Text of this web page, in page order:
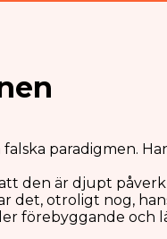
paradigmen.
den är djupt
det, otroligt nog,
förebyggande och